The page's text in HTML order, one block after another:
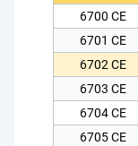
6700 CE
6701 CE
6702 CE
6703 CE
6704 CE
6705 CE